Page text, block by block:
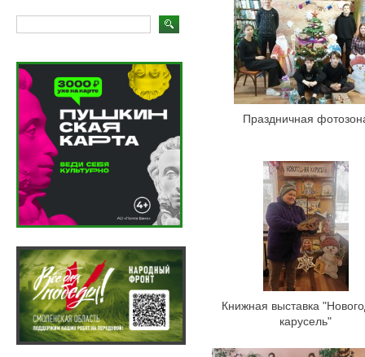
Праздничная
Книжная выставка
карусель"